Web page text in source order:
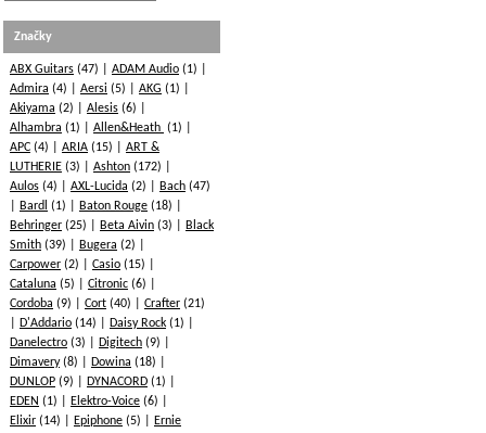
Značky
ABX Guitars (47) ADAM Audio (1)
Admira (4) Aersi (5) AKG (1)
Akiyama (2) Alesis (6)
Alhambra (1) Allen&Heath (1)
APC (4) ARIA (15)
ART &
LUTHERIE (3) Ashton (172)
Aulos (4) AXL-Lucida (2) Bach (47)
Bardl (1) Baton Rouge (18)
Behringer (25) Beta Aivin (3)
Black
Smith (39) Bugera (2)
Carpower (2) Casio (15)
Cataluna (5) Citronic (6)
Cordoba (9) Cort (40) Crafter (21)
D'Addario (14) Daisy Rock (1)
Danelectro (3) Digitech (9)
Dimavery(8) Dowina (18)
DUNLOP (9) DYNACORD (1)
EDEN (1) Elektro-Voice (6)
Elixir (14) Epiphone (5)
Ernie